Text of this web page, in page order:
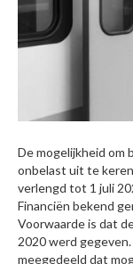
De mogelijkheid om
onbelast uit te
verlengd tot 1 juli
Financiën bekend
Voorwaarde is dat
2020 werd
meegedeeld dat